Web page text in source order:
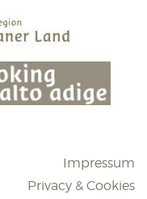
Impressum
Privacy & Cookies